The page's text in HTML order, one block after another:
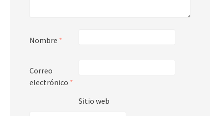
Nombre *
Correo
electrónico *
Sitio web